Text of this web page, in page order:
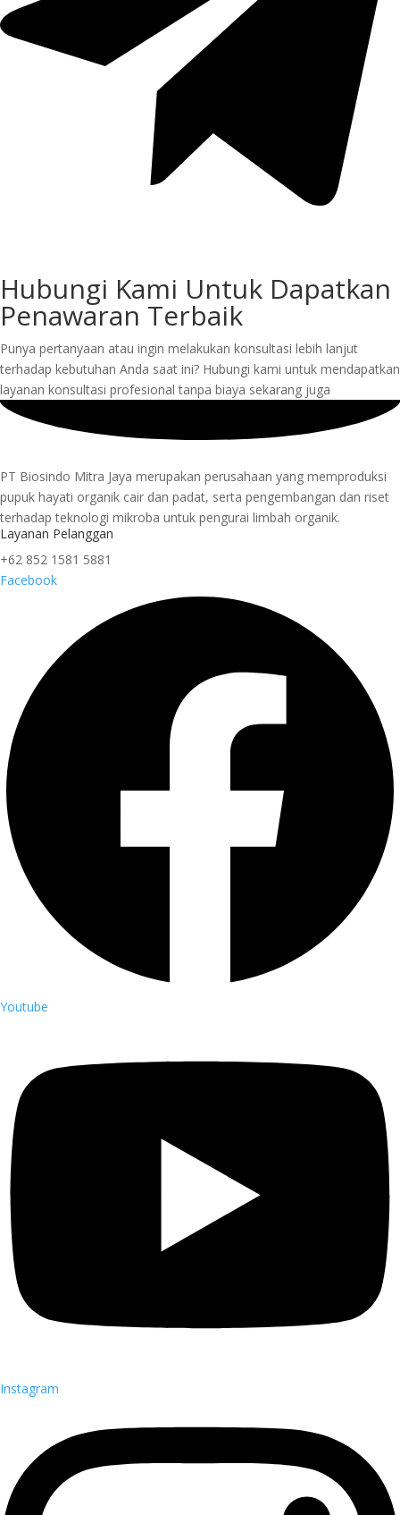
Hubungi Kami Untuk Dapatkan
Penawaran Terbaik
Punya pertanyaan atau ingin melakukan konsultasi lebih lanjut
terhadap kebutuhan Anda saat ini? Hubungi kami untuk mendapatkan
layanan konsultasi profesional tanpa biaya sekarang juga
PT Biosindo Mitra Jaya merupakan perusahaan yang memproduksi
pupuk hayati organik cair dan padat, serta pengembangan dan riset
terhadap teknologi mikroba untuk pengurai limbah organik.
Layanan Pelanggan
+62 852 1581 5881
Facebook
Youtube
Instagram